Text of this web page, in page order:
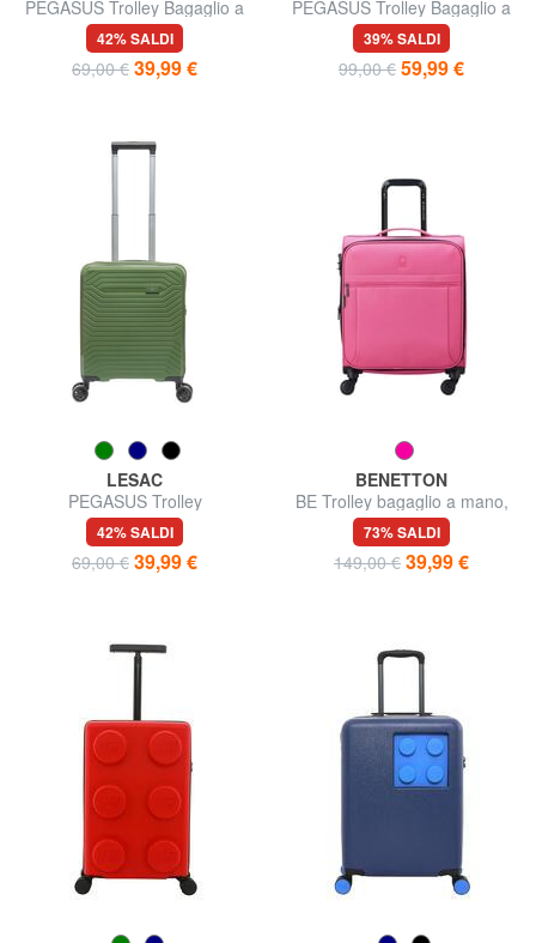
PEGASUS Trolley Bagaglio a
Mano
42% SALDI
69,00 € 39,99 €
PEGASUS Trolley Bagaglio a
Mano, con porta PC
39% SALDI
99,00 € 59,99 €
LESAC
PEGASUS Trolley
Underseater ok Easyjet
42% SALDI
69,00 € 39,99 €
BENETTON
BE Trolley bagaglio a mano,
espandibile
73% SALDI
149,00 € 39,99 €